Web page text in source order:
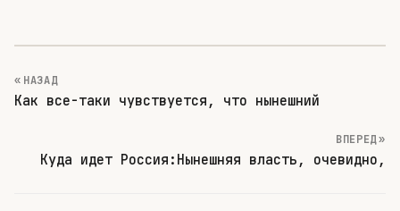
« НАЗАД
Как все-таки чувствуется, что нынешний
ВПЕРЕД »
Куда идет Россия:Нынешняя власть, очевидно,